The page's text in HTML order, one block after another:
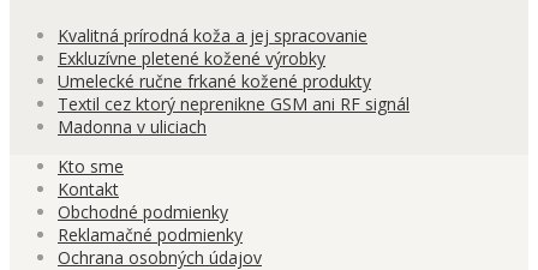
Kvalitná prírodná koža a jej spracovanie
Exkluzívne pletené kožené výrobky
Umelecké ručne frkané kožené produkty
Textil cez ktorý neprenikne GSM ani RF signál
Madonna v uliciach
Kto sme
Kontakt
Obchodné podmienky
Reklamačné podmienky
Ochrana osobných údajov